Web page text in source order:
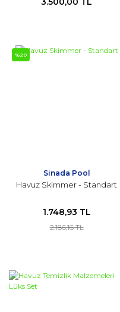
%20
Sinada Pool
Havuz Skimmer - Standart
1.748,93 TL
2.186,16 TL